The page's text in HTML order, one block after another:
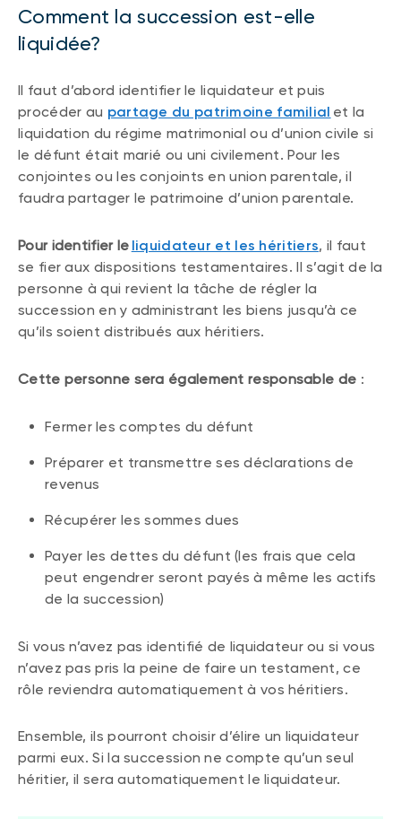
Comment la succession est-elle
liquidée?
Il faut d’abord identifier le liquidateur et puis
procéder au partage du patrimoine familial et la
liquidation du régime matrimonial ou d’union civile si
le défunt était marié ou uni civilement. Pour les
conjointes ou les conjoints en union parentale, il
faudra partager le patrimoine d’union parentale.
Pour identifier le liquidateur et les héritiers, il faut
se fier aux dispositions testamentaires. Il s’agit de la
personne à qui revient la tâche de régler la
succession en y administrant les biens jusqu’à ce
qu’ils soient distribués aux héritiers.
Cette personne sera également responsable de :
Fermer les comptes du défunt
Préparer et transmettre ses déclarations de
revenus
Récupérer les sommes dues
Payer les dettes du défunt (les frais que cela
peut engendrer seront payés à même les actifs
de la succession)
Si vous n’avez pas identifié de liquidateur ou si vous
n’avez pas pris la peine de faire un testament, ce
rôle reviendra automatiquement à vos héritiers.
Ensemble, ils pourront choisir d’élire un liquidateur
parmi eux. Si la succession ne compte qu’un seul
héritier, il sera automatiquement le liquidateur.